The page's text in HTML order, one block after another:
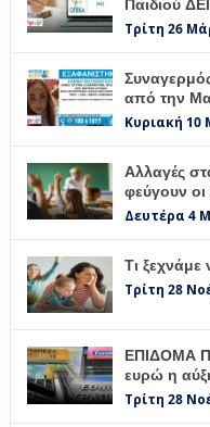
Τρίτη 26
από την
Κυριακή 10
Αλλαγές
φεύγουν οι
Δευτέρα 4
Τι ξεχνάμε
Τρίτη 28
ΕΠΙΔΟΜΑ
ευρώ η
Τρίτη 28